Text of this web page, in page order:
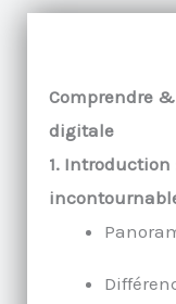
Comprendre
digitale
1.